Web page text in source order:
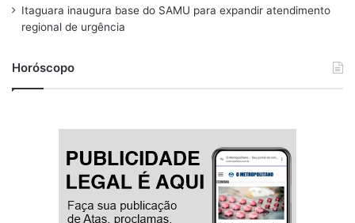
Itaguara inaugura base do SAMU para expandir atendimento
regional de urgência
Horóscopo